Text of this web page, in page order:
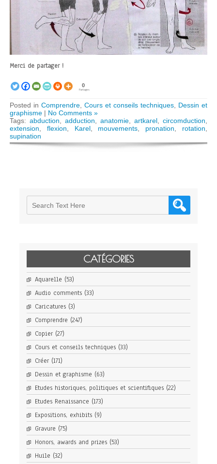
Merci de partager !
0
Partages
Posted in Comprendre, Cours et conseils techniques, Dessin et
graphisme | No Comments »
Tags: abduction, adduction, anatomie, artkarel, circomduction,
extension, flexion, Karel, mouvements, pronation, rotation,
supination
CATÉGORIES
Aquarelle (53)
Audio comments (33)
Caricatures (3)
Comprendre (247)
Copier (27)
Cours et conseils techniques (33)
Créer (171)
Dessin et graphisme (63)
Etudes historiques, politiques et scientifiques (22)
Etudes Renaissance (173)
Expositions, exhibits (9)
Gravure (75)
Honors, awards and prizes (53)
Huile (32)